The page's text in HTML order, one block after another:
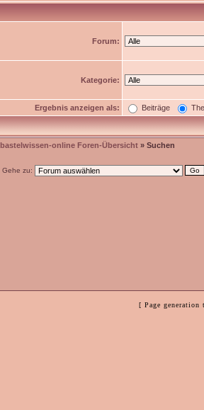
Forum:
Kategorie:
Ergebnis anzeigen als:
Beiträge
bastelwissen-online Foren-Übersicht » Suchen
Gehe zu:
[ Page